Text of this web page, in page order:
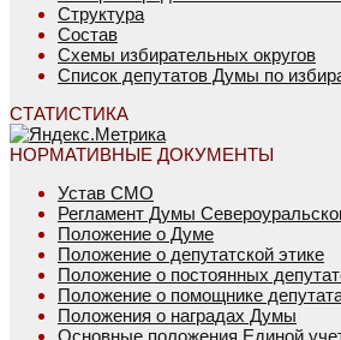
Структура
Состав
Схемы избирательных округов
Список депутатов Думы по
СТАТИСТИКА
НОРМАТИВНЫЕ ДОКУМЕНТЫ
Устав СМО
Регламент Думы
Положение о Думе
Положение о депутатской этике
Положение о постоянных
Положение о помощнике
Положения о наградах Думы